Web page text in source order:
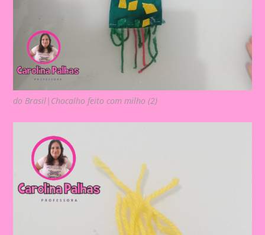
do Brasil|Chocalho feito com milho (2)